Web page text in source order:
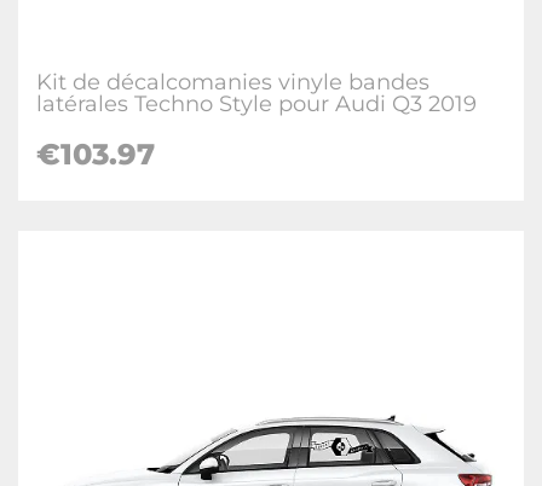
Kit de décalcomanies vinyle bandes
latérales Techno Style pour Audi Q3 2019
€103.97